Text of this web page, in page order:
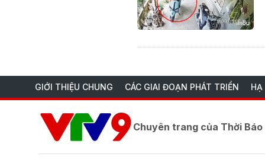
GIỚI THIỆU CHUNG CÁC GIAI ĐOẠN PHÁT TRIỂN HẠ
Chuyên trang của Thời